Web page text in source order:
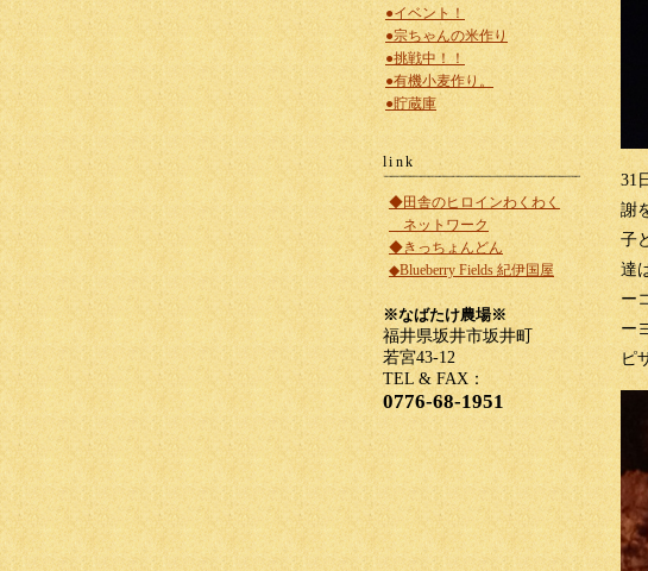
31
謝
子
達
ー
ー
ピ
●イベント！
●宗ちゃんの米作り
●挑戦中！！
●有機小麦作り。
●貯蔵庫
link
◆田舎のヒロインわくわく
ネットワーク
◆きっちょんどん
◆Blueberry Fields 紀伊国屋
※なばたけ農場※
福井県坂井市坂井町
若宮43-12
TEL & FAX：
0776-68-1951